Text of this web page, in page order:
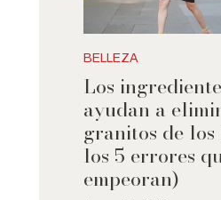
BELLEZA
Los
ayudan a
granitos de
los 5 errores
empeoran)